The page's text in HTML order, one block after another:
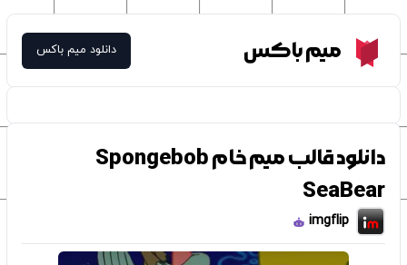
Meme Boxمیم باکس دانلود میم باکس
دانلود قالب میم خام Spongebob
SeaBear
imgflip